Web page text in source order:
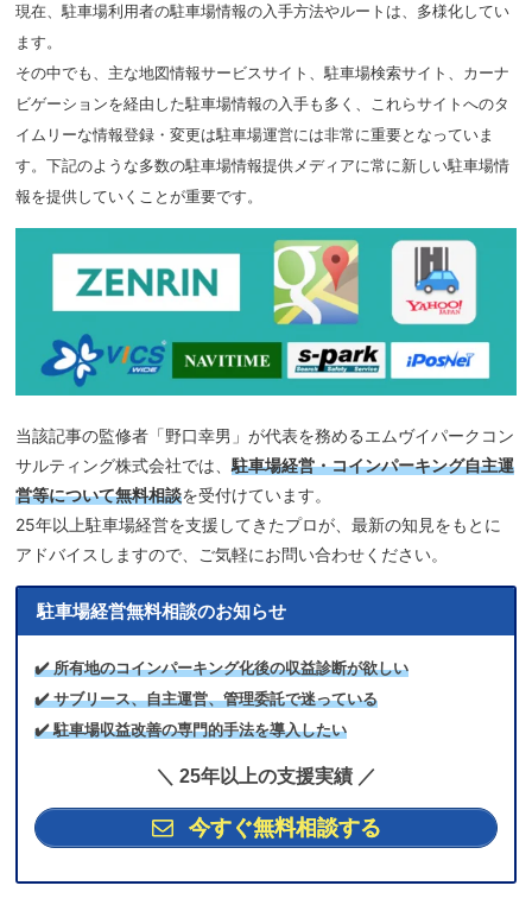
現在、駐車場利用者の駐車場情報の入手方法やルートは、多様化してい
ます。
その中でも、主な地図情報サービスサイト、駐車場検索サイト、カーナ
ビゲーションを経由した駐車場情報の入手も多く、これらサイトへのタ
イムリーな情報登録・変更は駐車場運営には非常に重要となっていま
す。下記のような多数の駐車場情報提供メディアに常に新しい駐車場情
報を提供していくことが重要です。
当該記事の監修者「野口幸男」が代表を務めるエムヴイパークコン
サルティング株式会社では、駐車場経営・コインパーキング自主運
営等について無料相談を受付けています。
25年以上駐車場経営を支援してきたプロが、最新の知見をもとに
アドバイスしますので、ご気軽にお問い合わせください。
駐車場経営無料相談のお知らせ
✔️ 所有地のコインパーキング化後の収益診断が欲しい
✔️ サブリース、自主運営、管理委託で迷っている
✔️ 駐車場収益改善の専門的手法を導入したい
＼ 25年以上の支援実績 ／
今すぐ無料相談する